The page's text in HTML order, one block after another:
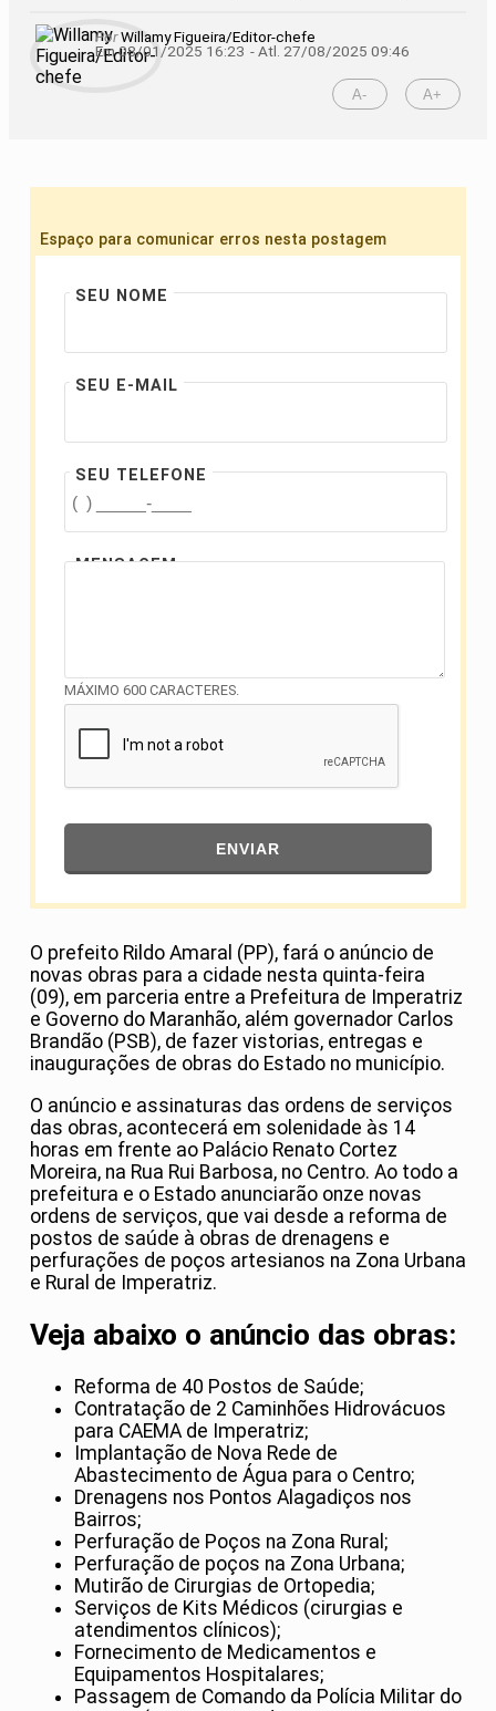
PorWillamy Figueira/Editor-chefe
Em 08/01/2025 16:23 - Atl. 27/08/2025 09:46
A- A+
Espaço para comunicar erros nesta postagem
SEU NOME
SEU E-MAIL
SEU TELEFONE
MENSAGEM
MÁXIMO 600 CARACTERES.
ENVIAR
O prefeito Rildo Amaral (PP), fará o anúncio de
novas obras para a cidade nesta quinta-feira
(09), em parceria entre a Prefeitura de Imperatriz
e Governo do Maranhão, além governador Carlos
Brandão (PSB), de fazer vistorias, entregas e
inaugurações de obras do Estado no município.
O anúncio e assinaturas das ordens de serviços
das obras, acontecerá em solenidade às 14
horas em frente ao Palácio Renato Cortez
Moreira, na Rua Rui Barbosa, no Centro. Ao todo a
prefeitura e o Estado anunciarão onze novas
ordens de serviços, que vai desde a reforma de
postos de saúde à obras de drenagens e
perfurações de poços artesianos na Zona Urbana
e Rural de Imperatriz.
Veja abaixo o anúncio das obras:
Reforma de 40 Postos de Saúde;
Contratação de 2 Caminhões Hidrovácuos
para CAEMA de Imperatriz;
Implantação de Nova Rede de
Abastecimento de Água para o Centro;
Drenagens nos Pontos Alagadiços nos
Bairros;
Perfuração de Poços na Zona Rural;
Perfuração de poços na Zona Urbana;
Mutirão de Cirurgias de Ortopedia;
Serviços de Kits Médicos (cirurgias e
atendimentos clínicos);
Fornecimento de Medicamentos e
Equipamentos Hospitalares;
Passagem de Comando da Polícia Militar do